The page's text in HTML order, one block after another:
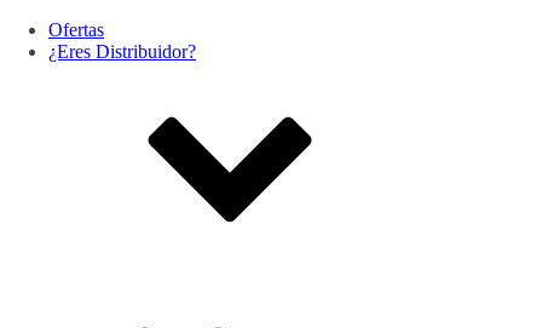
Ofertas
¿Eres Distribuidor?